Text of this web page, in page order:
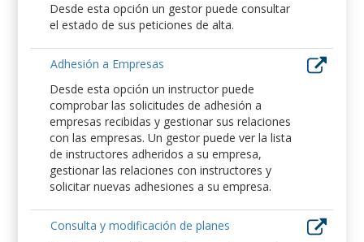
Desde esta opción un gestor puede consultar
el estado de sus peticiones de alta.
Adhesión a Empresas
Desde esta opción un instructor puede
comprobar las solicitudes de adhesión a
empresas recibidas y gestionar sus relaciones
con las empresas. Un gestor puede ver la lista
de instructores adheridos a su empresa,
gestionar las relaciones con instructores y
solicitar nuevas adhesiones a su empresa.
Consulta y modificación de planes